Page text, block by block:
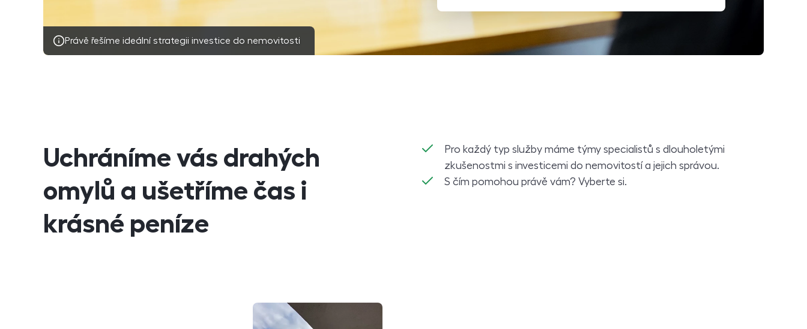
Právě řešíme ideální strategii investice do nemovitosti
Uchráníme vás drahých
omylů a ušetříme čas i
krásné peníze
Pro každý typ služby máme týmy specialistů s dlouholetými
zkušenostmi s investicemi do nemovitostí a jejich správou.
S čím pomohou právě vám? Vyberte si.